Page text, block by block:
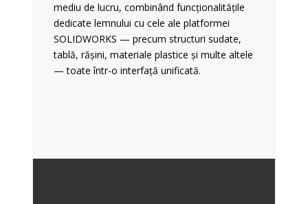
mediu de lucru, combinând funcționalitățile
dedicate lemnului cu cele ale platformei
SOLIDWORKS — precum structuri sudate,
tablă, rășini, materiale plastice și multe altele
— toate într-o interfață unificată.